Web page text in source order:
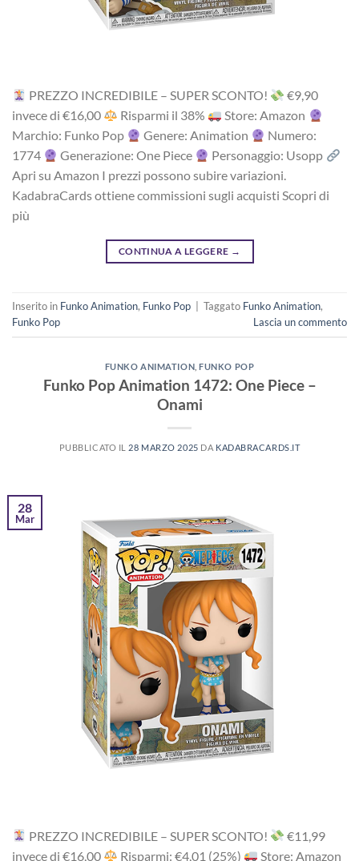
PREZZO INCREDIBILE – SUPER SCONTO!
‎€9,90
i‎nv‎ec‎e ‎di‎ €16,00
R‎is‎pa‎rm‎i ‎il‎ 38%
Store: Amazon
Marchio: Funko Pop
Genere: Animation
Numero:
1774
Generazione: One Piece
Personaggio: Usopp
Apri su Amazon I prezzi possono subire variazioni.
KadabraCards ottiene commissioni sugli acquisti Scopri di
più
CONTINUA A LEGGERE →
Inserito in Funko Animation, Funko Pop Taggato Funko Animation,
Funko Pop
Lascia un commento
FUNKO ANIMATION ,FUNKO POP
Funko Pop Animation 1472: One Piece –
Onami
PUBBLICATO IL 28 MARZO 2025 DA KADABRACARDS.IT
28
Mar
PREZZO INCREDIBILE – SUPER SCONTO!
‎€11,99
i‎nv‎ec‎e ‎di‎ €16,00
R‎is‎pa‎rm‎i: €4,01 (25%) Store: Amazon